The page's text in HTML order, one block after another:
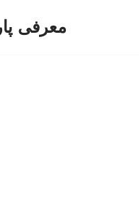
معرفی